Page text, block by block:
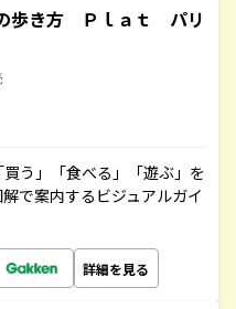
歩き方 Ｐｌａｔ パリ
う」「食べる」「遊ぶ」を
で案内するビジュアルガイ
詳細を見る